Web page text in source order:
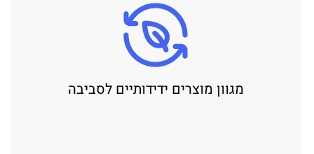
מגוון מוצרים ידידותיים לסביבה